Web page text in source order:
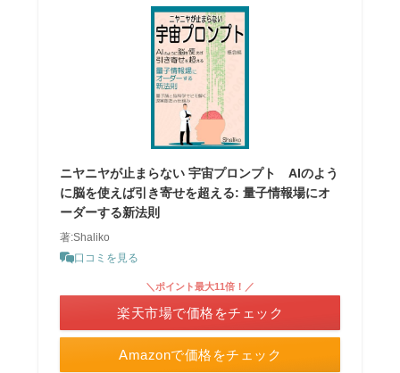
ニヤニヤが止まらない 宇宙プロンプト AIのよう
に脳を使えば引き寄せを超える: 量子情報場にオ
ーダーする新法則
著:Shaliko
口コミを見る
Amazonで価格をチェック
＼ポイント最大11倍！／
楽天市場で価格をチェック